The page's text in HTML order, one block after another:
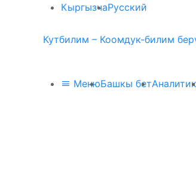
КыргызчаРусский
Кутбилим – Коомдук-билим
МенюБашкы бет